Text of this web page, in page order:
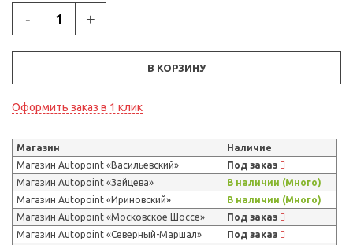
- +
В КОРЗИНУ
Оформить заказ в 1 клик
Магазин
Наличие
Магазин Autopoint «Васильевский»
Под заказ
Магазин Autopoint «Зайцева»
В наличии (Много)
Магазин Autopoint «Ириновский»
В наличии (Много)
Магазин Autopoint «Московское Шоссе»
Под заказ
Магазин Autopoint «Северный-Маршал»
Под заказ